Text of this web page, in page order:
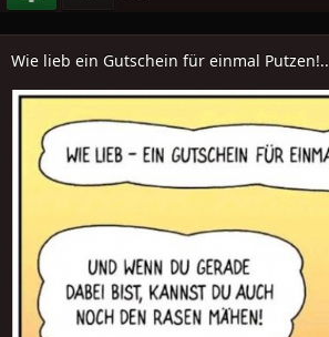
Wie lieb ein Gutschein für einmal Putzen!..